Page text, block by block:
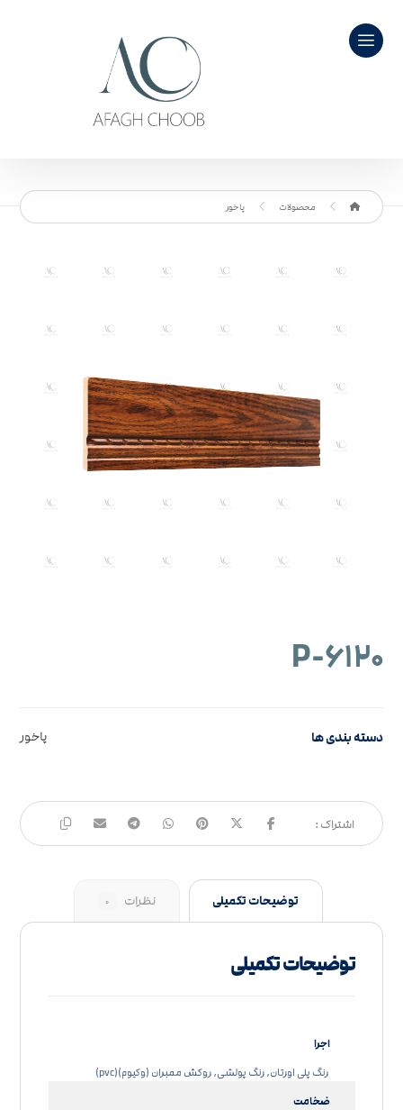
محصولات پاخور
۶۱۲۰-P
دسته بندی ها پاخور
توضیحات تکمیلی نظرات ۰
توضیحات تکمیلی
اجرا
رنگ پلی اورتان, رنگ پولشی, روکش ممبران (وکیوم)(pvc)
ضخامت